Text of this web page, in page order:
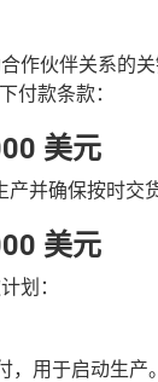
作伙伴关系的
付款条款：
美元
并确保按时交
美元
划：
，用于启动生产。